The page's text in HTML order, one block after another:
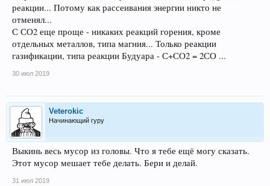
реакции... Потому как рассеивания энергии никто не
отменял...
С СО2 еще проще - никаких реакций горения, кроме
отдельных металлов, типа магния... Только реакции
газификации, типа реакции Будуара - С+СО2 = 2СО ...
30 июл 2019
Veterokic
Начинающий гуру
Выкинь весь мусор из головы. Что я тебе ещё могу сказать.
Этот мусор мешает тебе делать. Бери и делай.
31 июл 2019